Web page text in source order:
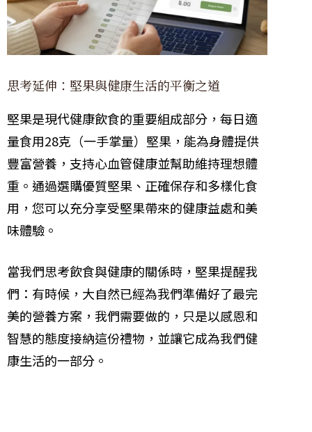
思考延伸：堅果與健康生活的平衡之道
堅果是現代健康飲食的重要組成部分，每日適
量食用28克（一手掌量）堅果，能為身體提供
豐富營養，支持心血管健康並幫助維持理想體
重。通過選購優質堅果、正確保存和多樣化食
用，您可以充分享受堅果帶來的健康益處和美
味體驗。
當我們思考飲食與健康的關係時，堅果提醒我
們：有時候，大自然已經為我們準備好了最完
美的營養方案，我們需要做的，只是以感恩和
智慧的態度接納這份禮物，並讓它成為我們健
康生活的一部分。